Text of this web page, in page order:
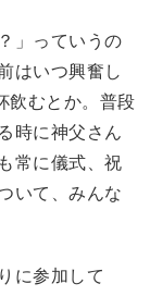
」っていうの
はいつ興奮し
飲むとか。普段
時に神父さん
常に儀式、祝
いて、みんな
に参加して